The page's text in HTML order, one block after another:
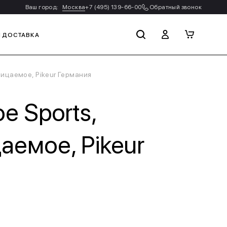
Ваш город: Москва+7 (495) 139-66-00 Обратный звонок
ДОСТАВКА
Pikeur Германия
Sports,
Pikeur